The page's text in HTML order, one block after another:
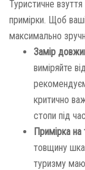
Туристичне
примірки. Щоб ваші
максимально
Замір
виміряйте
критично
стопи під
Примірка
товщину
туризму